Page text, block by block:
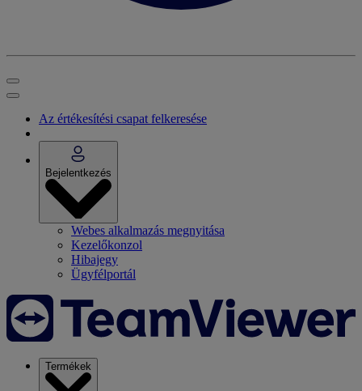
Az értékesítési csapat felkeresése
Bejelentkezés
Webes alkalmazás megnyitása
Kezelőkonzol
Hibajegy
Ügyfélportál
Termékek